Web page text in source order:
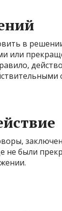
в
или
не были